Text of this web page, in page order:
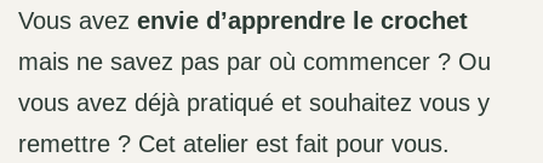
Vous avez envie d’apprendre le crochet
mais ne savez pas par où commencer ? Ou
vous avez déjà pratiqué et souhaitez vous y
remettre ? Cet atelier est fait pour vous.